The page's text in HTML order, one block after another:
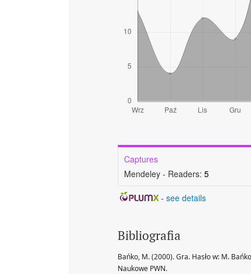
Captures
Mendeley - Readers: 5
- see details
Bibliografia
Bańko, M. (2000). Gra. Hasło w: M.
Naukowe PWN.